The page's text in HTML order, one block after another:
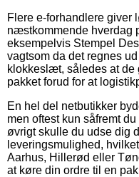
Flere e-forhandlere giver
næstkommende hverdag
eksempelvis Stempel
vagtsom da det regnes
klokkeslæt, således at de
pakket forud for at
En hel del netbutikker
men oftest kun såfremt
øvrigt skulle du udse dig
leveringsmulighed,
Aarhus, Hillerød eller
at køre din ordre til en